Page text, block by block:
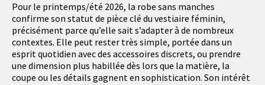
Pour le printemps/été 2026, la robe sans manches
confirme son statut de pièce clé du vestiaire féminin,
précisément parce qu’elle sait s’adapter à de nombreux
contextes. Elle peut rester très simple, portée dans un
esprit quotidien avec des accessoires discrets, ou prendre
une dimension plus habillée dès lors que la matière, la
coupe ou les détails gagnent en sophistication. Son intérêt